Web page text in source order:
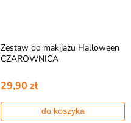
Zestaw do makijażu Halloween
CZAROWNICA
29,90 zł
do koszyka